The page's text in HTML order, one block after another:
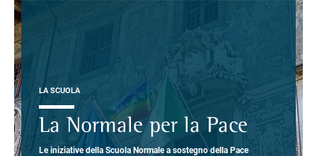
LA SCUOLA
La Normale per la Pace
Le iniziative della Scuola Normale a sostegno della Pace